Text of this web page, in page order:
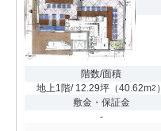
階数/面積
地上1階/ 12.29坪 （40.62m2 ）
敷金・保証金
-